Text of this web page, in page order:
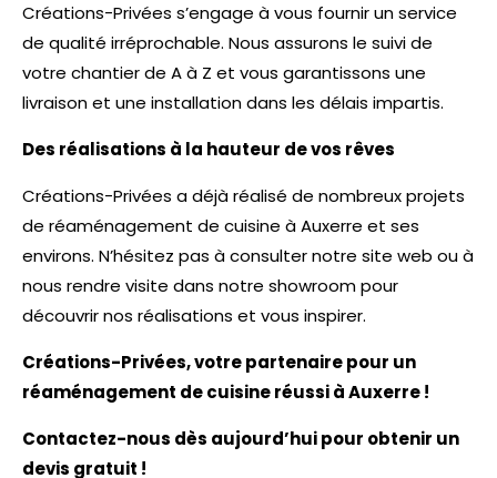
Créations-Privées s’engage à vous fournir un service
de qualité irréprochable. Nous assurons le suivi de
votre chantier de A à Z et vous garantissons une
livraison et une installation dans les délais impartis.
Des réalisations à la hauteur de vos rêves
Créations-Privées a déjà réalisé de nombreux projets
de réaménagement de cuisine à Auxerre et ses
environs. N’hésitez pas à consulter notre site web ou à
nous rendre visite dans notre showroom pour
découvrir nos réalisations et vous inspirer.
Créations-Privées, votre partenaire pour un
réaménagement de cuisine réussi à Auxerre !
Contactez-nous dès aujourd’hui pour obtenir un
devis gratuit !